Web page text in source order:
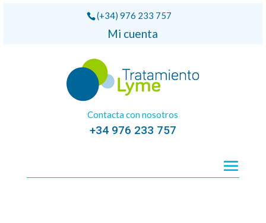
(+34) 976 233 757
Mi cuenta
Contacta con nosotros
+34 976 233 757